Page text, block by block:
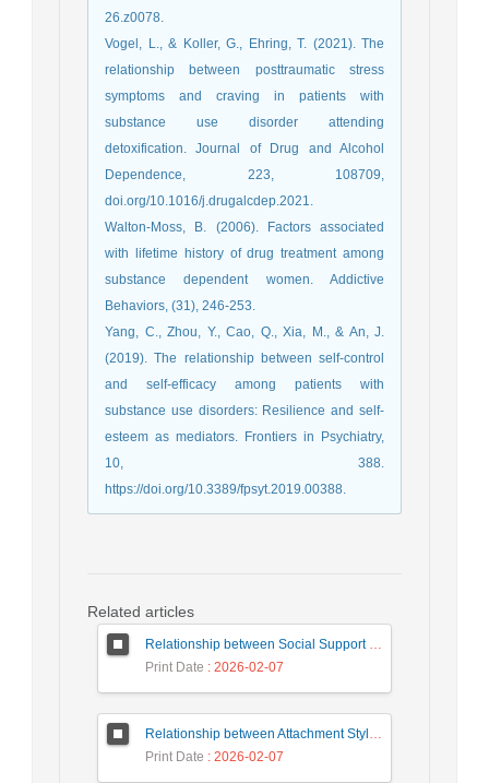
26.z0078.
Vogel, L., & Koller, G., Ehring, T. (2021). The
relationship between posttraumatic stress
symptoms and craving in patients with
substance use disorder attending
detoxification. Journal of Drug and Alcohol
Dependence, 223, 108709,
doi.org/10.1016/j.drugalcdep.2021.
Walton-Moss, B. (2006). Factors associated
with lifetime history of drug treatment among
substance dependent women. Addictive
Behaviors, (31), 246-253.
Yang, C., Zhou, Y., Cao, Q., Xia, M., & An, J.
(2019). The relationship between self-control
and self-efficacy among patients with
substance use disorders: Resilience and self-
esteem as mediators. Frontiers in Psychiatry,
10, 388.
https://doi.org/10.3389/fpsyt.2019.00388.
Related articles
Relationship between Social Support Perception and Suicide Risk in Transsexual People: Mediation Role of Depression
Print Date : 2026-02-07
Relationship between Attachment Styles and Risky Behaviors of Adolescents: The Mediating Role of Cognitive Emotion Regulation in Adolescents
Print Date : 2026-02-07